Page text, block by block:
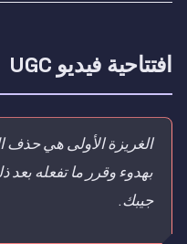
افتتاحية فيديو UGC
الغريزة الأولى هي حذف
بهدوء وقرر ما تفعله
جيبك.